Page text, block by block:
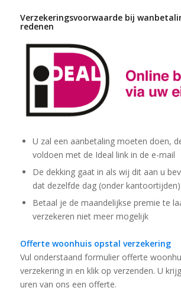
Verzekeringsvoorwaarde bij
redenen
U zal een aanbetaling moeten doen,
voldoen met de Ideal link in de e-mail
De dekking gaat in als wij dit aan u
dat dezelfde dag (onder kantoortijden)
Betaal je de maandelijkse premie te
verzekeren niet meer mogelijk
Offerte woonhuis opstal verzekering
Vul onderstaand formulier offerte
verzekering in en klik op verzenden. U
uren van ons een offerte.